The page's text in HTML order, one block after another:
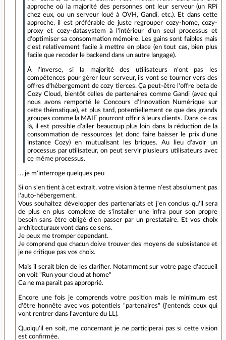
approche où la majorité des personnes ont leur serveur (un RPi
chez eux, ou un serveur loué à OVH, Gandi, etc.). Et dans cette
approche, il est préférable de juste regrouper cozy-home, cozy-
proxy et cozy-datasystem à l'intérieur d'un seul processus et
d'optimiser sa consommation mémoire. Les gains sont faibles mais
c'est relativement facile à mettre en place (en tout cas, bien plus
facile que recoder le backend dans un autre langage).
À l'inverse, si la majorité des utilisateurs n'ont pas les
compétences pour gérer leur serveur, ils vont se tourner vers des
offres d'hébergement de cozy tierces. Ça peut-être l'offre beta de
Cozy Cloud, bientôt celles de partenaires comme Gandi (avec qui
nous avons remporté le Concours d'Innovation Numérique sur
cette thématique), et plus tard, potentiellement ce que des grands
groupes comme la MAIF pourront offrir à leurs clients. Dans ce cas
là, il est possible d'aller beaucoup plus loin dans la réduction de la
consommation de ressources (et donc faire baisser le prix d'une
instance Cozy) en mutualisant les briques. Au lieu d'avoir un
processus par utilisateur, on peut servir plusieurs utilisateurs avec
ce même processus.
… je m'interroge quelques peu
Si on s'en tient à cet extrait, votre vision à terme n'est absolument pas
l'auto-hébergement.
Vous souhaitez développer des partenariats et j'en conclus qu'il sera
de plus en plus complexe de s'installer une infra pour son propre
besoin sans être obligé d'en passer par un prestataire. Et vos choix
architecturaux vont dans ce sens.
Je peux me tromper cependant.
Je comprend que chacun doive trouver des moyens de subsistance et
je ne critique pas vos choix.
Mais il serait bien de les clarifier. Notamment sur votre page d'accueil
on voit "Run your cloud at home"
Ca ne ma parait pas approprié.
Encore une fois je comprends votre position mais le minimum est
d'être honnête avec vos potentiels "partenaires" (j'entends ceux qui
vont rentrer dans l'aventure du LL).
Quoiqu'il en soit, me concernant je ne participerai pas si cette vision
est confirmée.